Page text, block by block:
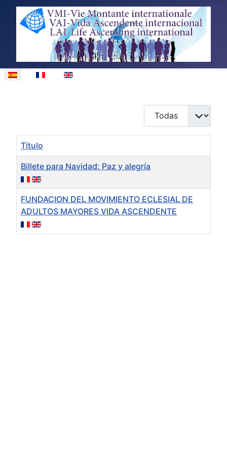
Seleccione su idioma
Cantidad
Título
Billete para Navidad: Paz y alegría
FUNDACION DEL MOVIMIENTO ECLESIAL DE
ADULTOS MAYORES VIDA ASCENDENTE